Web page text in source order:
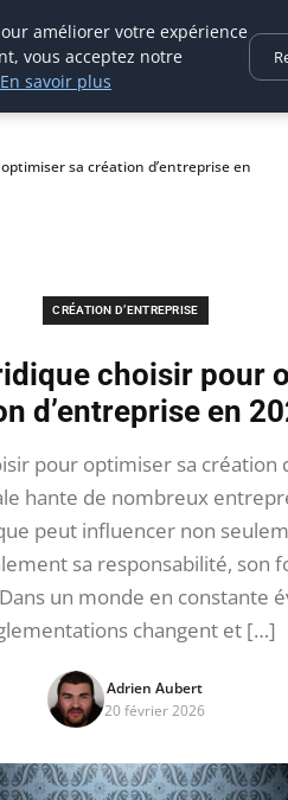
sa création d’entreprise en
CRÉATION D’ENTREPRISE
choisir pour
d’entreprise en
pour optimiser sa création
hante de nombreux
peut influencer non
sa responsabilité, son
un monde en constante
changent et […]
Adrien Aubert
20 février 2026
améliorer votre expérience
vous acceptez notre
En savoir plus